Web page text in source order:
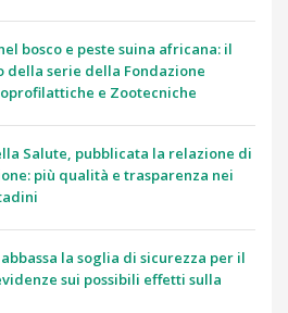
bosco e peste suina africana: il
della serie della Fondazione
e Zootecniche
Salute, pubblicata la relazione di
più qualità e trasparenza nei
abbassa la soglia di sicurezza per il
sui possibili effetti sulla